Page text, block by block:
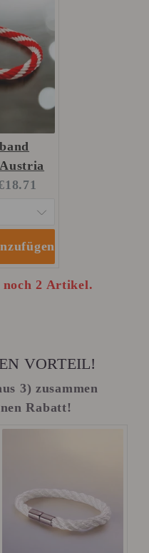
noch 2 Artikel.
VORTEIL!
3) zusammen
Rabatt!